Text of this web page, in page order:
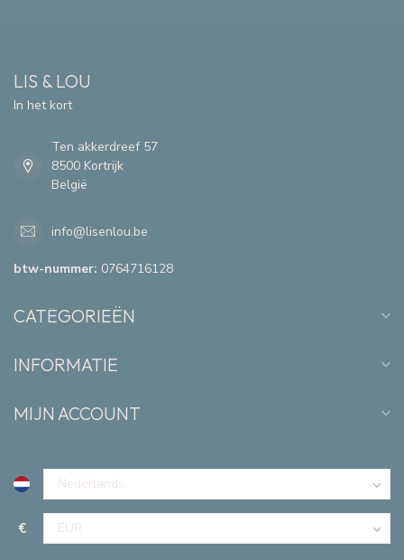
LIS & LOU
In het kort
Ten akkerdreef 57
8500 Kortrijk
België
info@lisenlou.be
btw-nummer: 0764716128
CATEGORIEËN
INFORMATIE
MIJN ACCOUNT
€